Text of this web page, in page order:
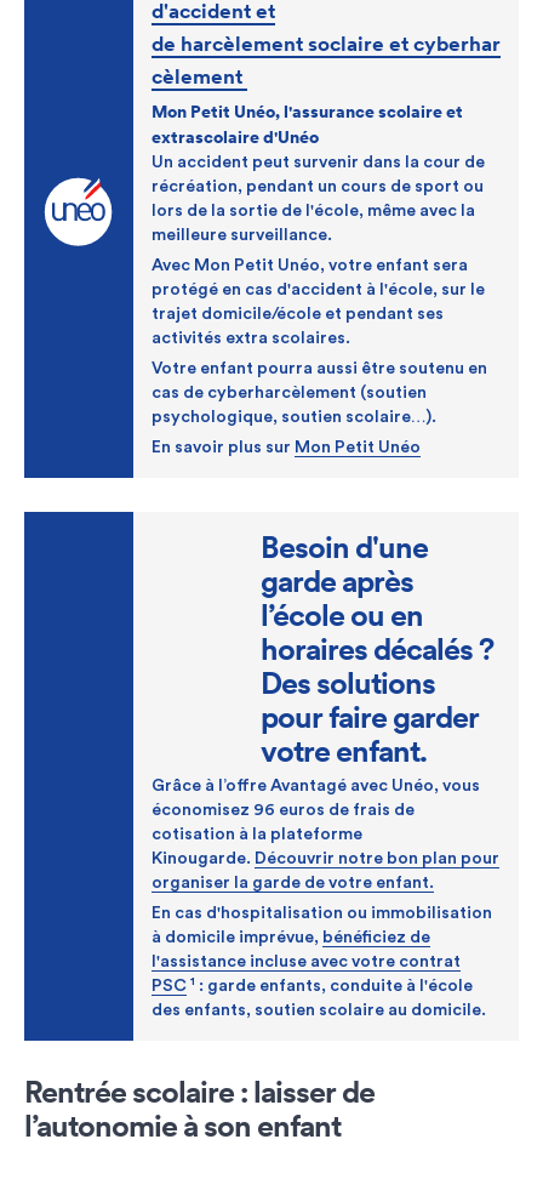
d'accident et
de harcèlement soclaire et cyberhar
cèlement
Mon Petit Unéo, l'assurance scolaire et
extrascolaire d'Unéo
Un accident peut survenir dans la cour de
récréation, pendant un cours de sport ou
lors de la sortie de l'école, même avec la
meilleure surveillance.
Avec Mon Petit Unéo, votre enfant sera
protégé en cas d'accident à l'école, sur le
trajet domicile/école et pendant ses
activités extra scolaires.
Votre enfant pourra aussi être soutenu en
cas de cyberharcèlement (soutien
psychologique, soutien scolaire…).
En savoir plus sur Mon Petit Unéo
Besoin d'une
garde après
l’école ou en
horaires décalés ?
Des solutions
pour faire garder
votre enfant.
Grâce à l’offre Avantagé avec Unéo, vous
économisez 96 euros de frais de
cotisation à la plateforme
Kinougarde. Découvrir notre bon plan pour
organiser la garde de votre enfant.
En cas d'hospitalisation ou immobilisation
à domicile imprévue, bénéficiez de
l'assistance incluse avec votre contrat
PSC 1 : garde enfants, conduite à l'école
des enfants, soutien scolaire au domicile.
Rentrée scolaire : laisser de
l’autonomie à son enfant